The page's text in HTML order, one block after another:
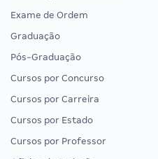
Exame de Ordem
Graduação
Pós-Graduação
Cursos por Concurso
Cursos por Carreira
Cursos por Estado
Cursos por Professor